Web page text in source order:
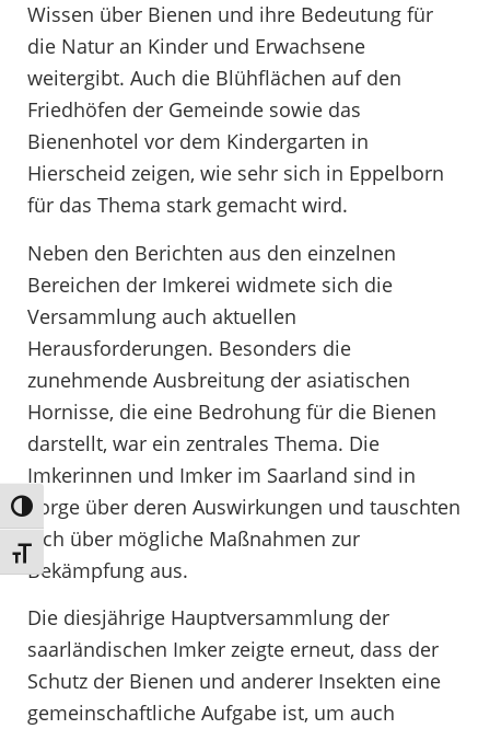
Umschalten auf hohe Kontraste
Schrift vergrößern
Wissen über Bienen und ihre Bedeutung für
die Natur an Kinder und Erwachsene
weitergibt. Auch die Blühflächen auf den
Friedhöfen der Gemeinde sowie das
Bienenhotel vor dem Kindergarten in
Hierscheid zeigen, wie sehr sich in Eppelborn
für das Thema stark gemacht wird.
Neben den Berichten aus den einzelnen
Bereichen der Imkerei widmete sich die
Versammlung auch aktuellen
Herausforderungen. Besonders die
zunehmende Ausbreitung der asiatischen
Hornisse, die eine Bedrohung für die Bienen
darstellt, war ein zentrales Thema. Die
Imkerinnen und Imker im Saarland sind in
Sorge über deren Auswirkungen und tauschten
sich über mögliche Maßnahmen zur
Bekämpfung aus.
Die diesjährige Hauptversammlung der
saarländischen Imker zeigte erneut, dass der
Schutz der Bienen und anderer Insekten eine
gemeinschaftliche Aufgabe ist, um auch